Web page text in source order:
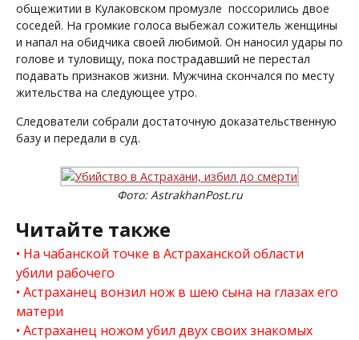
общежитии в Кулаковском промузле поссорились двое
соседей. На громкие голоса выбежал сожитель женщины
и напал на обидчика своей любимой. Он наносил удары по
голове и туловищу, пока пострадавший не перестал
подавать признаков жизни. Мужчина скончался по месту
жительства на следующее утро.
Следователи собрали достаточную доказательственную
базу и передали в суд.
Фото: AstrakhanPost.ru
Читайте также
На чабанской точке в Астраханской области
убили рабочего
Астраханец вонзил нож в шею сына на глазах его
матери
Астраханец ножом убил двух своих знакомых